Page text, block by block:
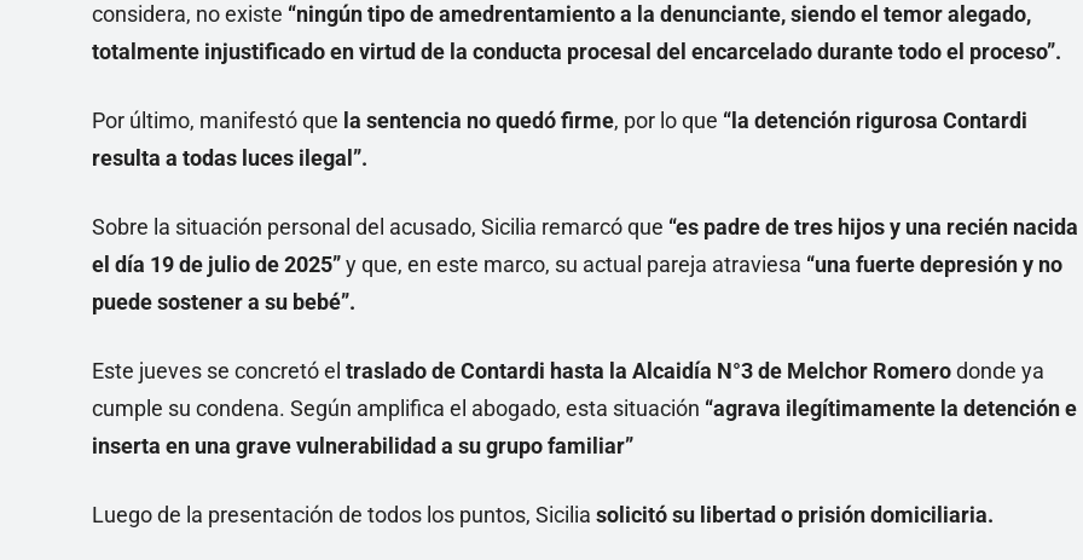
considera, no existe “ningún tipo de amedrentamiento a la denunciante, siendo el temor alegado,
totalmente injustificado en virtud de la conducta procesal del encarcelado durante todo el proceso”.
Por último, manifestó que la sentencia no quedó firme, por lo que “la detención rigurosa Contardi
resulta a todas luces ilegal”.
Sobre la situación personal del acusado, Sicilia remarcó que “es padre de tres hijos y una recién nacida
el día 19 de julio de 2025”y que, en este marco, su actual pareja atraviesa “una fuerte depresión y no
puede sostener a su bebé”.
Este jueves se concretó el traslado de Contardi hasta la Alcaidía N°3 de Melchor Romerodonde ya
cumple su condena. Según amplifica el abogado, esta situación “agrava ilegítimamente la detención e
inserta en una grave vulnerabilidad a su grupo familiar”
Luego de la presentación de todos los puntos, Sicilia solicitó su libertad o prisión domiciliaria.